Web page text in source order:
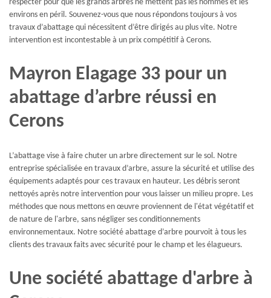
respecter pour que les grands arbres ne mettent pas les hommes et les
environs en péril. Souvenez-vous que nous répondons toujours à vos
travaux d’abattage qui nécessitent d’être dirigés au plus vite. Notre
intervention est incontestable à un prix compétitif à Cerons.
Mayron Elagage 33 pour un
abattage d’arbre réussi en
Cerons
L’abattage vise à faire chuter un arbre directement sur le sol. Notre
entreprise spécialisée en travaux d’arbre, assure la sécurité et utilise des
équipements adaptés pour ces travaux en hauteur. Les débris seront
nettoyés après notre intervention pour vous laisser un milieu propre. Les
méthodes que nous mettons en œuvre proviennent de l'état végétatif et
de nature de l'arbre, sans négliger ses conditionnements
environnementaux. Notre société abattage d’arbre pourvoit à tous les
clients des travaux faits avec sécurité pour le champ et les élagueurs.
Une société abattage d'arbre à